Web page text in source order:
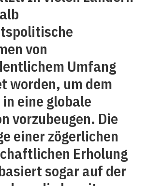
von
Umfang
worden, um dem
eine globale
vorzubeugen. Die
einer zögerlichen
Erholung
sogar auf der